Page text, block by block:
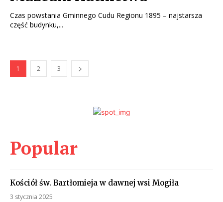
Czas powstania Gminnego Cudu Regionu 1895 – najstarsza
część budynku,...
1 2 3
Popular
Kościół św. Bartłomieja w dawnej wsi Mogiła
3 stycznia 2025